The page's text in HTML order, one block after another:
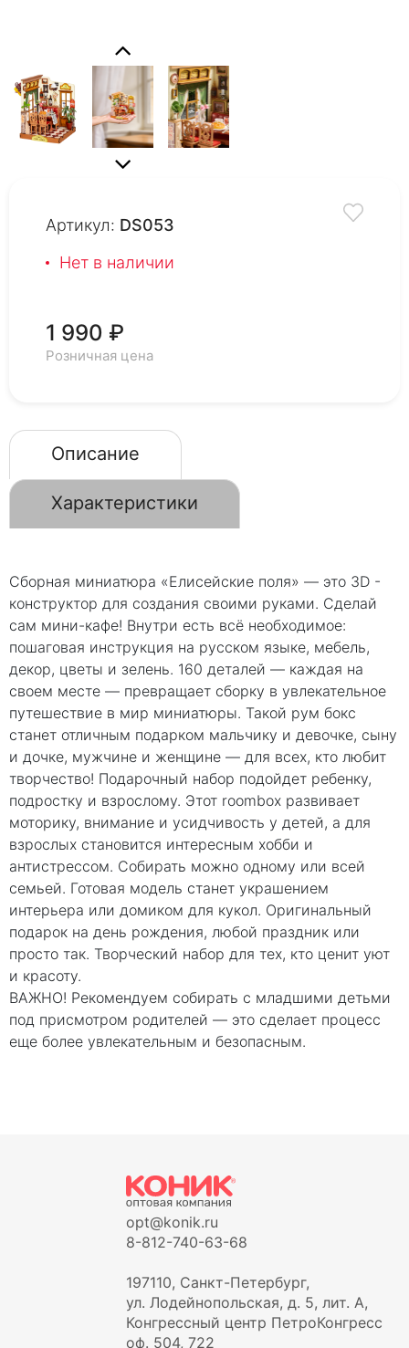
Артикул: DS053
Нет в наличии
1 990 ₽
Розничная цена
Описание
Характеристики
Сборная миниатюра «Елисейские поля» — это 3D -
конструктор для создания своими руками. Сделай
сам мини-кафе! Внутри есть всё необходимое:
пошаговая инструкция на русском языке, мебель,
декор, цветы и зелень. 160 деталей — каждая на
своем месте — превращает сборку в увлекательное
путешествие в мир миниатюры. Такой рум бокс
станет отличным подарком мальчику и девочке, сыну
и дочке, мужчине и женщине — для всех, кто любит
творчество! Подарочный набор подойдет ребенку,
подростку и взрослому. Этот roombox развивает
моторику, внимание и усидчивость у детей, а для
взрослых становится интересным хобби и
антистрессом. Собирать можно одному или всей
семьей. Готовая модель станет украшением
интерьера или домиком для кукол. Оригинальный
подарок на день рождения, любой праздник или
просто так. Творческий набор для тех, кто ценит уют
и красоту.
ВАЖНО! Рекомендуем собирать с младшими детьми
под присмотром родителей — это сделает процесс
еще более увлекательным и безопасным.
opt@konik.ru
8-812-740-63-68
197110, Санкт-Петербург,
ул. Лодейнопольская, д. 5, лит. А,
Конгрессный центр ПетроКонгресс
оф. 504, 722